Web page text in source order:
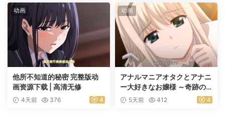
动画
他所不知道的秘密 完整版动
画资源下载 | 高清无修
4天前 376 4
动画
アナルマニアオタクとアナニ
ー大好きなお嬢様 ～奇跡の
マッチング～ 前編
5天前 412 4